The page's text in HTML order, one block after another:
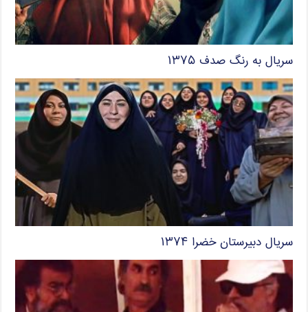
سریال به رنگ صدف ۱۳۷۵
سریال دبیرستان خضرا ۱۳۷۴